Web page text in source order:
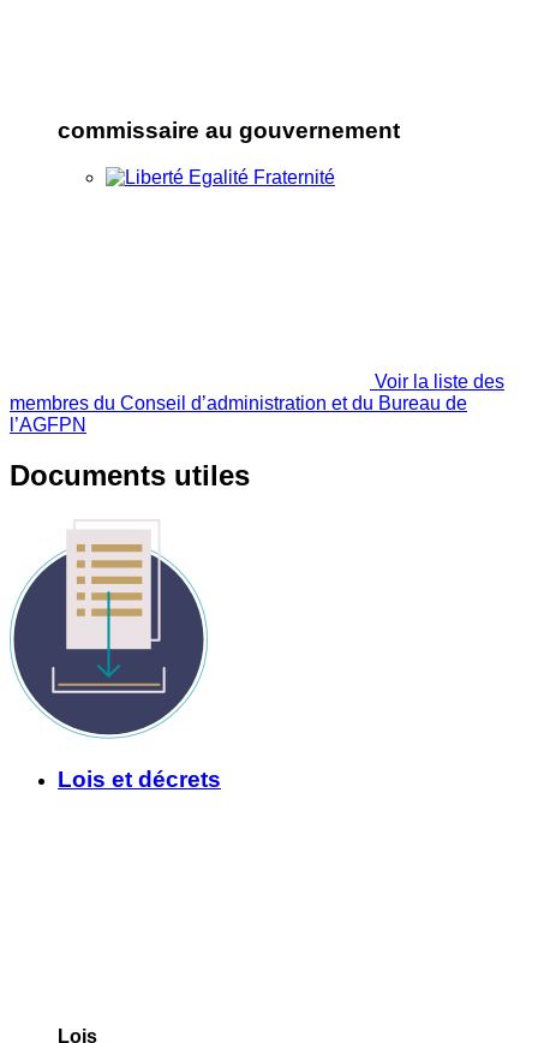
commissaire au gouvernement
Voir la liste des
membres du Conseil d’administration et du Bureau de
l’AGFPN
Documents utiles
Lois et décrets
Lois